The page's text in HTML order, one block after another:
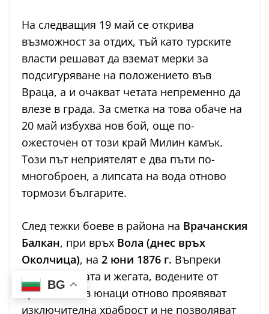
На следващия 19 май се открива
възможност за отдих, тъй като турските
власти решават да вземат мерки за
подсигуряване на положението във
Враца, а и очакват четата непременно да
влезе в града. За сметка на това обаче на
20 май избухва нов бой, още по-
ожесточен от този край Милин камък.
Този път неприятелят е два пъти по-
многоброен, а липсата на вода отново
тормози българите.
След тежки боеве в района на Врачанския
Балкан, при връх Вола (днес връх
Околчица), на 2 юни 1876 г. Въпреки
глада, жаждата и жегата, водените от
Христо Ботев юнаци отново проявяват
изключителна храброст и не позволяват
BG